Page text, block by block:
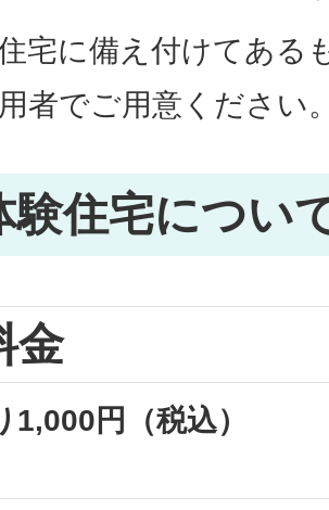
住宅に備え付けてある
者でご用意ください
験住宅につい
金
1,000円（税込）